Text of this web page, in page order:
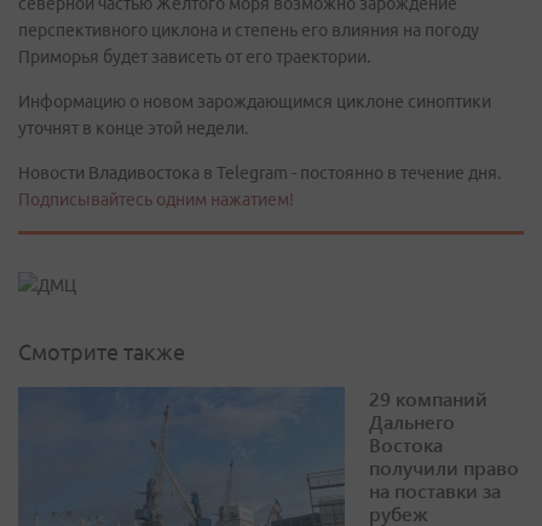
перспективного циклона и степень его влияния на погоду
Приморья будет зависеть от его траектории.
Информацию о новом зарождающимся циклоне синоптики
уточнят в конце этой недели.
Новости Владивостока в Telegram - постоянно в течение дня.
Подписывайтесь одним нажатием!
Смотрите также
29 компаний
Дальнего
Востока
получили право
на поставки за
рубеж